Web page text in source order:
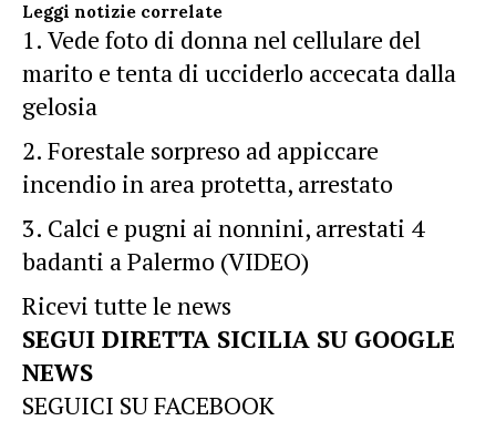
Leggi notizie correlate
Vede foto di donna nel cellulare del
marito e tenta di ucciderlo accecata dalla
gelosia
Forestale sorpreso ad appiccare
incendio in area protetta, arrestato
Calci e pugni ai nonnini, arrestati 4
badanti a Palermo (VIDEO)
Ricevi tutte le news
SEGUI DIRETTA SICILIA SU GOOGLE
NEWS
SEGUICI SU FACEBOOK